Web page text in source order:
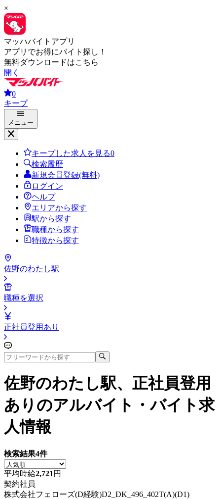
×
マッハバイトアプリ
アプリでお得にバイト探し！
無料ダウンロードはこちら
開く
0
キープ
メニュー
キープした求人を見る0
検索履歴
新規会員登録(無料)
ログイン
ヘルプ
エリアから探す
駅から探す
職種から探す
特徴から探す
佐野のわたし駅
職種を選択
正社員登用あり
佐野のわたし駅、正社員登用
あり のアルバイト・バイト求
人情報
検索結果4件
平均時給2,721 円
契約社員
株式会社フェローズ(D経験)D2_DK_496_402T(A)(D1)